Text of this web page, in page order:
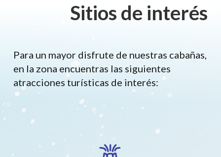
Sitios de interés
Para un mayor disfrute de nuestras cabañas,
en la zona encuentras las siguientes
atracciones turísticas de interés: